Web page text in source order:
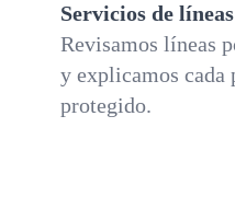
Servicios de
Revisamos líneas
y explicamos cada
protegido.